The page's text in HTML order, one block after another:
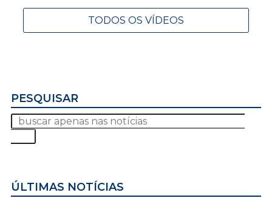
TODOS OS VÍDEOS
PESQUISAR
ÚLTIMAS NOTÍCIAS